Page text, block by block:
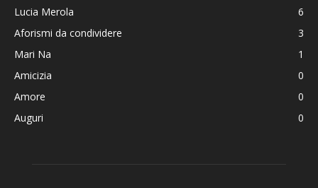
Lucia Merola
6
Aforismi da condividere
3
Mari Na
1
Amicizia
0
Amore
0
Auguri
0